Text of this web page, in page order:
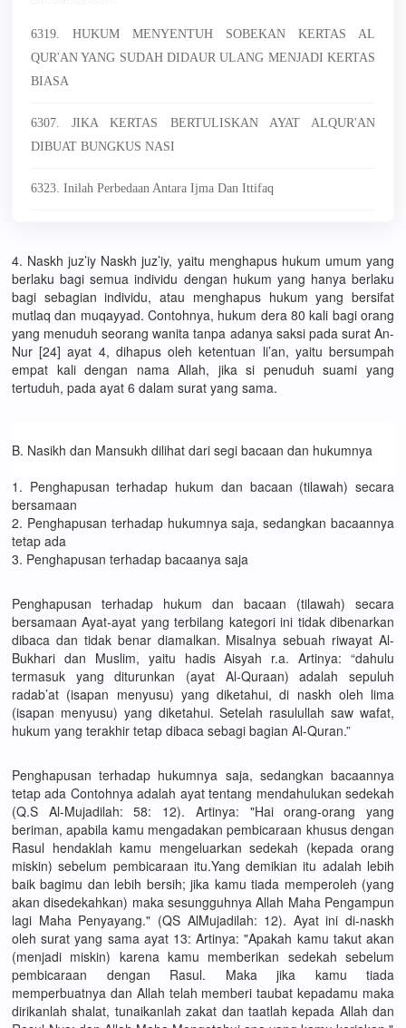
6319. HUKUM MENYENTUH SOBEKAN KERTAS AL
QUR'AN YANG SUDAH DIDAUR ULANG MENJADI KERTAS
BIASA
6307. JIKA KERTAS BERTULISKAN AYAT ALQUR'AN
DIBUAT BUNGKUS NASI
6323. Inilah Perbedaan Antara Ijma Dan Ittifaq
4. Naskh juz’iy Naskh juz’iy, yaitu menghapus hukum umum yang
berlaku bagi semua individu dengan hukum yang hanya berlaku
bagi sebagian individu, atau menghapus hukum yang bersifat
mutlaq dan muqayyad. Contohnya, hukum dera 80 kali bagi orang
yang menuduh seorang wanita tanpa adanya saksi pada surat An-
Nur [24] ayat 4, dihapus oleh ketentuan li’an, yaitu bersumpah
empat kali dengan nama Allah, jika si penuduh suami yang
tertuduh, pada ayat 6 dalam surat yang sama.
B. Nasikh dan Mansukh dilihat dari segi bacaan dan hukumnya
1. Penghapusan terhadap hukum dan bacaan (tilawah) secara
bersamaan
2. Penghapusan terhadap hukumnya saja, sedangkan bacaannya
tetap ada
3. Penghapusan terhadap bacaanya saja
Penghapusan terhadap hukum dan bacaan (tilawah) secara
bersamaan Ayat-ayat yang terbilang kategori ini tidak dibenarkan
dibaca dan tidak benar diamalkan. Misalnya sebuah riwayat Al-
Bukhari dan Muslim, yaitu hadis Aisyah r.a. Artinya: “dahulu
termasuk yang diturunkan (ayat Al-Quraan) adalah sepuluh
radab’at (isapan menyusu) yang diketahui, di naskh oleh lima
(isapan menyusu) yang diketahui. Setelah rasulullah saw wafat,
hukum yang terakhir tetap dibaca sebagi bagian Al-Quran.”
Penghapusan terhadap hukumnya saja, sedangkan bacaannya
tetap ada Contohnya adalah ayat tentang mendahulukan sedekah
(Q.S Al-Mujadilah: 58: 12). Artinya: "Hai orang-orang yang
beriman, apabila kamu mengadakan pembicaraan khusus dengan
Rasul hendaklah kamu mengeluarkan sedekah (kepada orang
miskin) sebelum pembicaraan itu.Yang demikian itu adalah lebih
baik bagimu dan lebih bersih; jika kamu tiada memperoleh (yang
akan disedekahkan) maka sesungguhnya Allah Maha Pengampun
lagi Maha Penyayang." (QS AlMujadilah: 12). Ayat ini di-naskh
oleh surat yang sama ayat 13: Artinya: "Apakah kamu takut akan
(menjadi miskin) karena kamu memberikan sedekah sebelum
pembicaraan dengan Rasul. Maka jika kamu tiada
memperbuatnya dan Allah telah memberi taubat kepadamu maka
dirikanlah shalat, tunaikanlah zakat dan taatlah kepada Allah dan